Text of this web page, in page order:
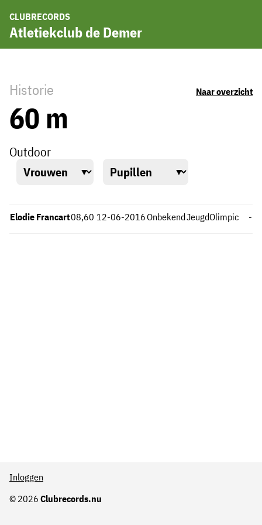
CLUBRECORDS
Atletiekclub de Demer
Historie Naar overzicht
60 m
Outdoor
Elodie Francart OnbekendJeugdOlimpic
08,60 -
12-06-2016
© 2026 Clubrecords.nu
Inloggen